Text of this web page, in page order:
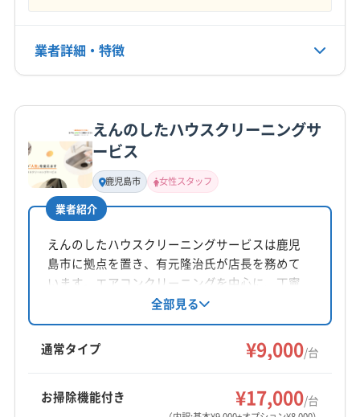
099-255-8301
業者詳細・特徴
基本情報
代表者名
渡部誠也
所在地
対応地域
鹿屋市 鹿児島市
営業時間
えんのしたハウスクリーニングサ
ービス
鹿児島市 女性スタッフ
業者紹介
えんのしたハウスクリーニングサービスは鹿児
島市に拠点を置き、有元隆治氏が店長を務めて
います。エアコンクリーニングを中心に、丁寧
な作業と仕上がりに自信を持っています。営業
時間外の相談も可能で、土日祝日も対応。女性
スタッフが在籍しており、安心感も魅力です。
全部見る
通常タイプ ¥9,000/台
お掃除機能付き ¥17,000/台